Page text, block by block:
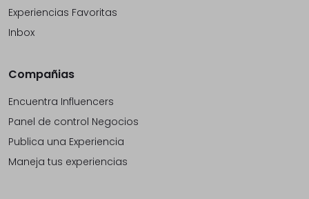
Experiencias Favoritas
Inbox
Compañias
Encuentra Influencers
Panel de control Negocios
Publica una Experiencia
Maneja tus experiencias